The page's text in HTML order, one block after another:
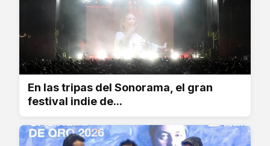
En las tripas del Sonorama, el gran
festival indie de...